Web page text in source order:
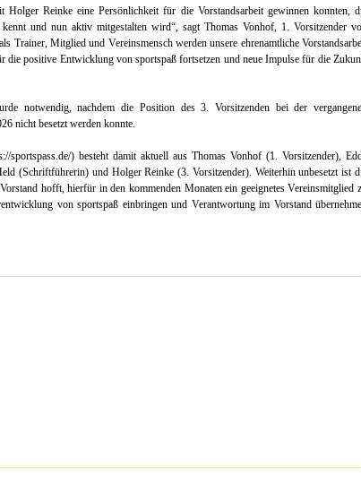
Reinke eine Persönlichkeit für die Vorstandsarbeit gewinnen konnten,
und nun aktiv mitgestalten wird“, sagt Thomas Vonhof, 1. Vorsitzender
Trainer, Mitglied und Vereinsmensch werden unsere ehrenamtliche
die positive Entwicklung von sportspaß fortsetzen und neue Impulse für die
notwendig, nachdem die Position des 3. Vorsitzenden bei der
nicht besetzt werden konnte.
sportspass.de/) besteht damit aktuell aus Thomas Vonhof (1. Vorsitzender),
(Schriftführerin) und Holger Reinke (3. Vorsitzender). Weiterhin unbesetzt ist
hofft, hierfür in den kommenden Monaten ein geeignetes Vereinsmitglied
von sportspaß einbringen und Verantwortung im Vorstand